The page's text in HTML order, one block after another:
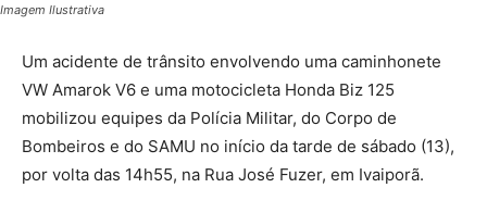
Imagem Ilustrativa
Um acidente de trânsito envolvendo uma caminhonete
VW Amarok V6 e uma motocicleta Honda Biz 125
mobilizou equipes da Polícia Militar, do Corpo de
Bombeiros e do SAMU no início da tarde de sábado (13),
por volta das 14h55, na Rua José Fuzer, em Ivaiporã.